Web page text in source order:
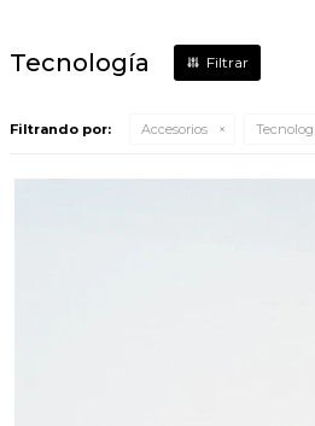
Tecnología
Filtrando por: Accesorios